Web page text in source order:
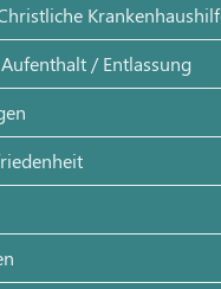
/ Entlassung